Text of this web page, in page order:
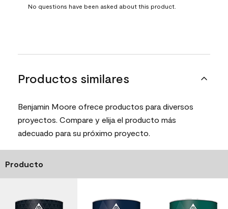
No questions have been asked about this product.
Productos similares
Benjamin Moore ofrece productos para diversos
proyectos. Compare y elija el producto más
adecuado para su próximo proyecto.
Producto